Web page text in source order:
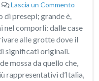
Lascia un Commento
di presepi; grande è,
nel comporli: dalle case
alle grotte dove il
significati originali.
mossa da quello che,
rappresentativi d’Italia,